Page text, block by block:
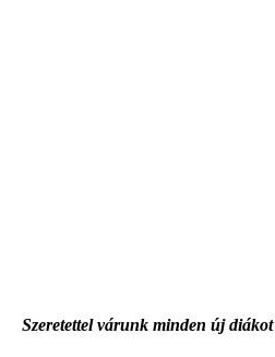
jelentkezni!
minden új diákot